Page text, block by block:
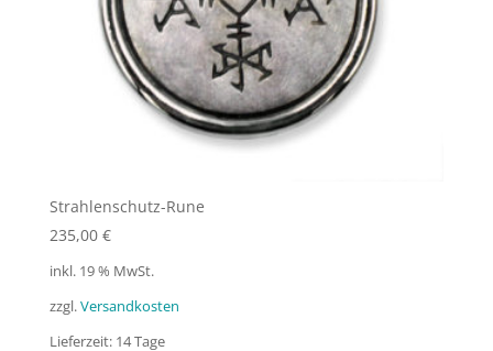
Strahlenschutz-Rune
235,00 €
inkl. 19 % MwSt.
zzgl.Versandkosten
Lieferzeit: 14 Tage